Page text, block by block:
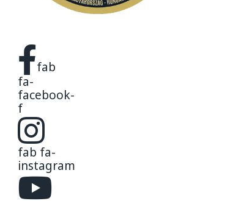
fab
fa-
facebook-
f
fab fa-
instagram